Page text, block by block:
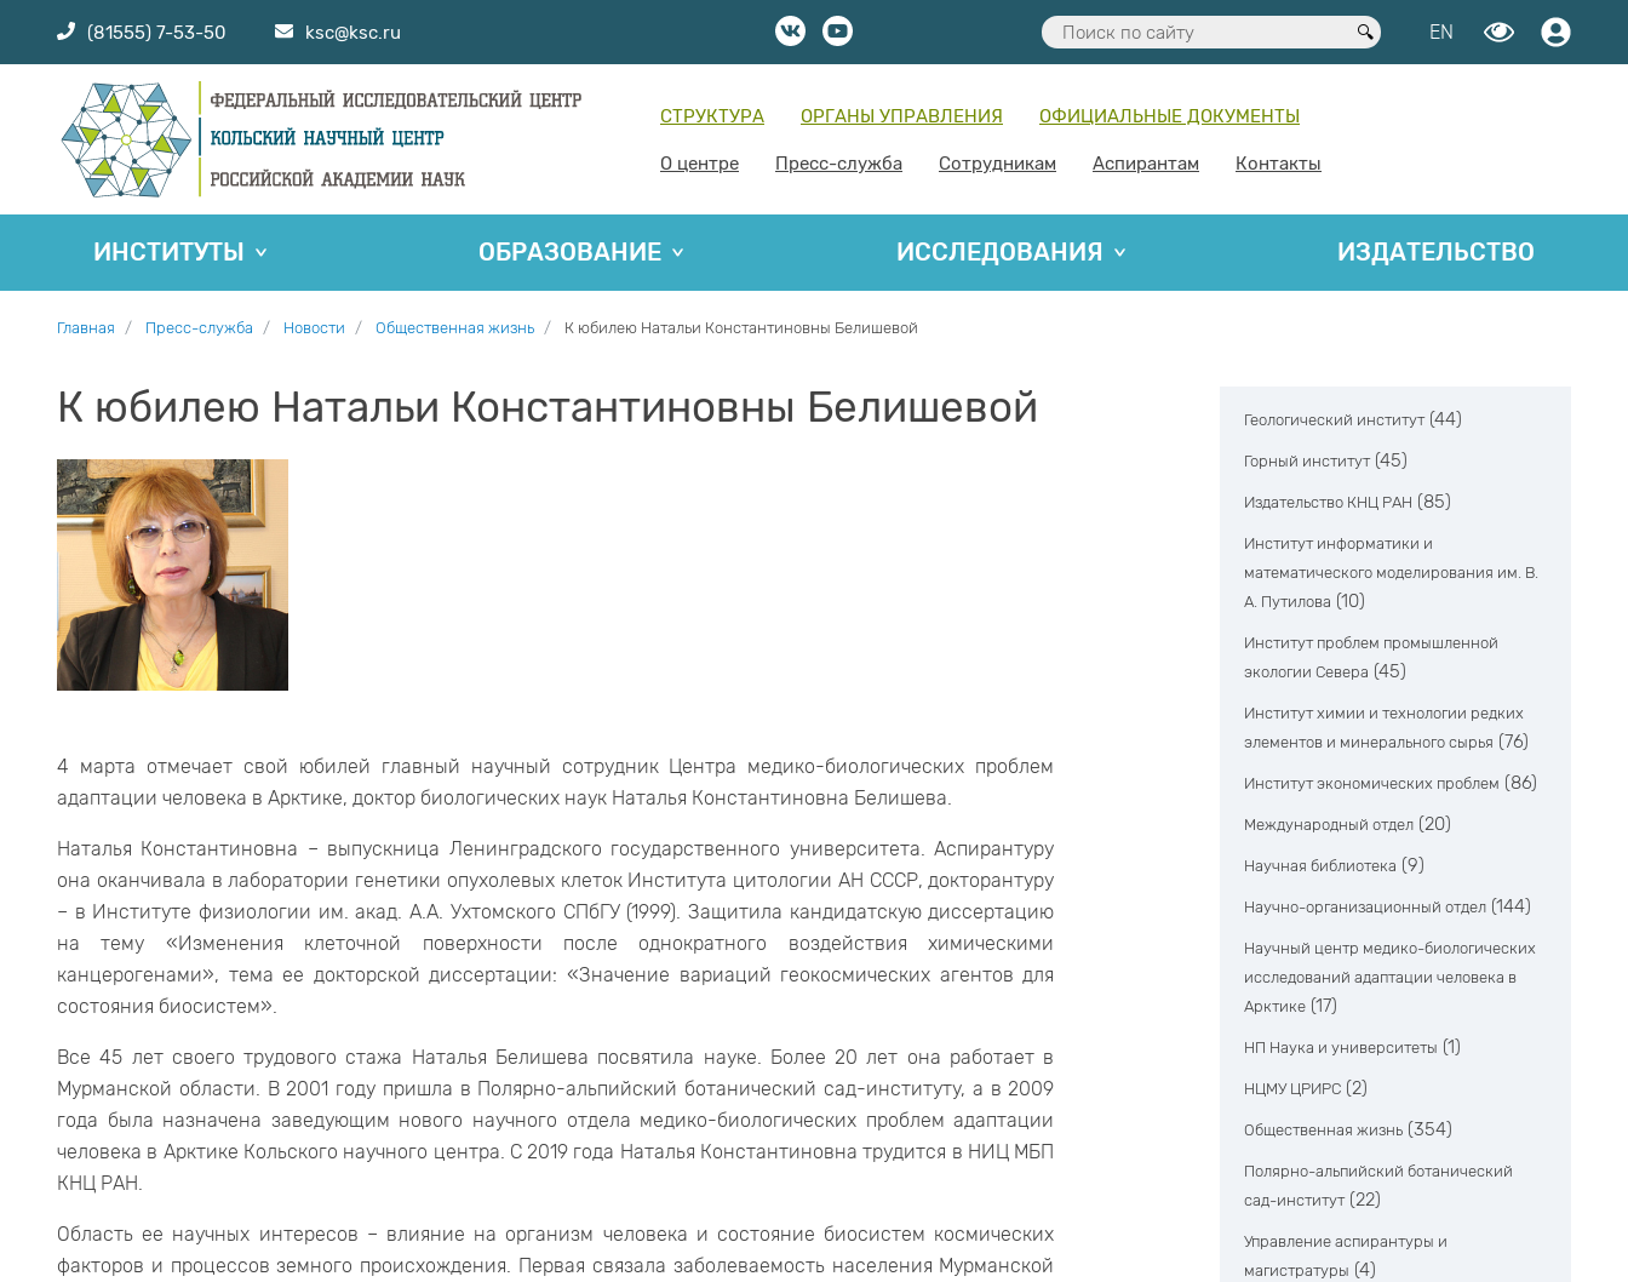
(81555) 7-53-50 ksc@ksc.ru EN
СТРУКТУРА ОРГАНЫ УПРАВЛЕНИЯ ОФИЦИАЛЬНЫЕ ДОКУМЕНТЫ
О центре Пресс-служба Сотрудникам Аспирантам Контакты
ИНСТИТУТЫ ОБРАЗОВАНИЕ ИССЛЕДОВАНИЯ ИЗДАТЕЛЬСТВО
Главная Пресс-служба Новости Общественная жизнь К юбилею Натальи Константиновны Белишевой
К юбилею Натальи Константиновны Белишевой
4 марта отмечает свой юбилей главный научный сотрудник Центра медико-биологических проблем
адаптации человека в Арктике, доктор биологических наук Наталья Константиновна Белишева.
Наталья Константиновна – выпускница Ленинградского государственного университета. Аспирантуру
она оканчивала в лаборатории генетики опухолевых клеток Института цитологии АН СССР, докторантуру
– в Институте физиологии им. акад. А.А. Ухтомского СПбГУ (1999). Защитила кандидатскую диссертацию
на тему «Изменения клеточной поверхности после однократного воздействия химическими
канцерогенами», тема ее докторской диссертации: «Значение вариаций геокосмических агентов для
состояния биосистем».
Все 45 лет своего трудового стажа Наталья Белишева посвятила науке. Более 20 лет она работает в
Мурманской области. В 2001 году пришла в Полярно-альпийский ботанический сад-институту, а в 2009
года была назначена заведующим нового научного отдела медико-биологических проблем адаптации
человека в Арктике Кольского научного центра. С 2019 года Наталья Константиновна трудится в НИЦ МБП
КНЦ РАН.
Область ее научных интересов – влияние на организм человека и состояние биосистем космических
факторов и процессов земного происхождения. Первая связала заболеваемость населения Мурманской
Геологический институт (44)
Горный институт (45)
Издательство КНЦ РАН (85)
Институт информатики и
математического моделирования им. В.
А. Путилова (10)
Институт проблем промышленной
экологии Севера (45)
Институт химии и технологии редких
элементов и минерального сырья (76)
Институт экономических проблем (86)
Международный отдел (20)
Научная библиотека (9)
Научно-организационный отдел (144)
Научный центр медико-биологических
исследований адаптации человека в
Арктике (17)
НП Наука и университеты (1)
НЦМУ ЦРИРС (2)
Общественная жизнь (354)
Полярно-альпийский ботанический
сад-институт (22)
Управление аспирантуры и
магистратуры (4)